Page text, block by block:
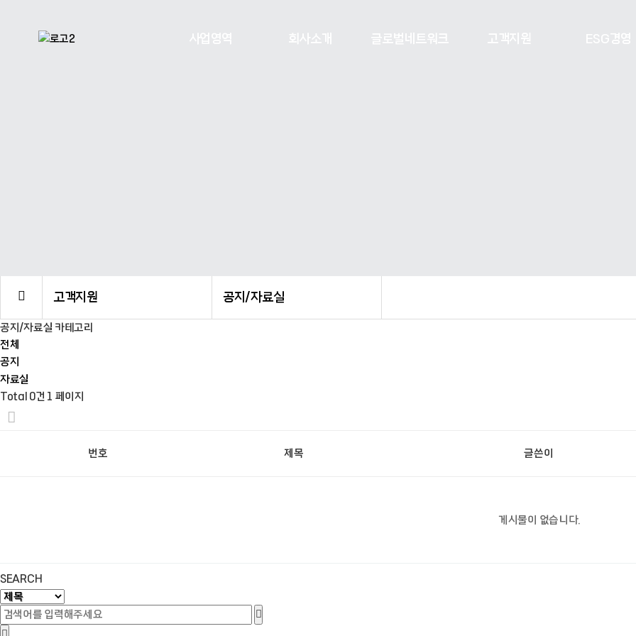
고객지원 공지/자료실
공지/자료실 카테고리
전체
공지
자료실
Total 0건 1 페이지
번호 제목 글쓴이
게시물이 없습니다.
SEARCH